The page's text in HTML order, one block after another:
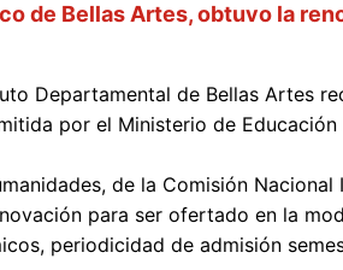
de Bellas Artes, obtuvo la
Departamental de Bellas Artes
por el Ministerio de Educación
de la Comisión
para ser ofertado en la
periodicidad de admisión